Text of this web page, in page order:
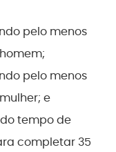
pelo menos
pelo menos
e
tempo de
completar 35